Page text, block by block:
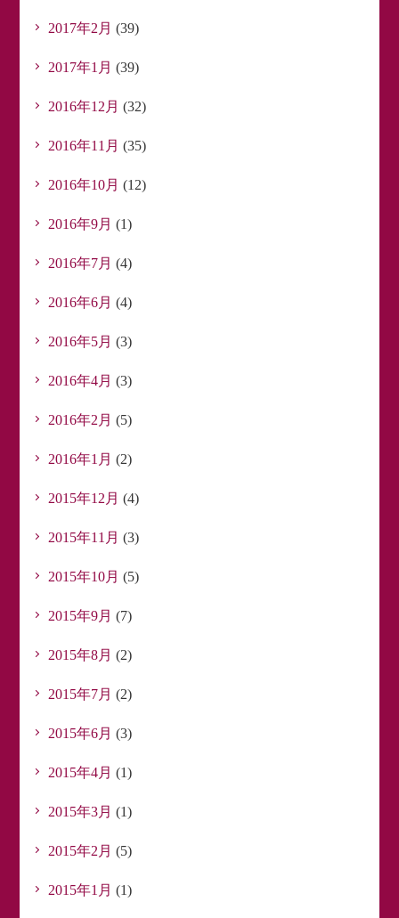
2017年2月 (39)
2017年1月 (39)
2016年12月 (32)
2016年11月 (35)
2016年10月 (12)
2016年9月 (1)
2016年7月 (4)
2016年6月 (4)
2016年5月 (3)
2016年4月 (3)
2016年2月 (5)
2016年1月 (2)
2015年12月 (4)
2015年11月 (3)
2015年10月 (5)
2015年9月 (7)
2015年8月 (2)
2015年7月 (2)
2015年6月 (3)
2015年4月 (1)
2015年3月 (1)
2015年2月 (5)
2015年1月 (1)